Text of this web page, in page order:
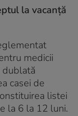
la vacanță
medicii
dublată
casei de
listei
la 6 la 12 luni.